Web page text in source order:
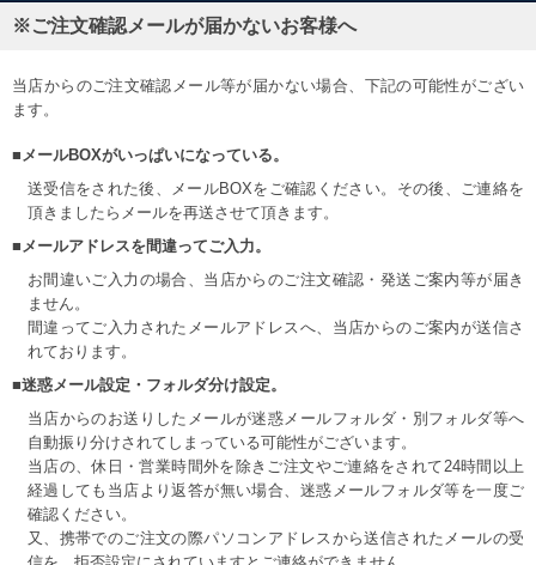
※ご注文確認メールが届かないお客様へ
当店からのご注文確認メール等が届かない場合、下記の可能性がござい
ます。
■メールBOXがいっぱいになっている。
送受信をされた後、メールBOXをご確認ください。その後、ご連絡を
頂きましたらメールを再送させて頂きます。
■メールアドレスを間違ってご入力。
お間違いご入力の場合、当店からのご注文確認・発送ご案内等が届き
ません。
間違ってご入力されたメールアドレスへ、当店からのご案内が送信さ
れております。
■迷惑メール設定・フォルダ分け設定。
当店からのお送りしたメールが迷惑メールフォルダ・別フォルダ等へ
自動振り分けされてしまっている可能性がございます。
当店の、休日・営業時間外を除きご注文やご連絡をされて24時間以上
経過しても当店より返答が無い場合、迷惑メールフォルダ等を一度ご
確認ください。
又、携帯でのご注文の際パソコンアドレスから送信されたメールの受